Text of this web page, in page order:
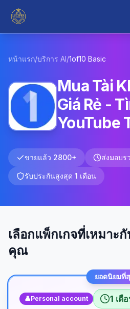
หน้าแรก/บริการ AI/1of10 Basic
Mua Tài
Giá Rẻ -
YouTube
ขายแล้ว 2800+ ส่งมอบร
รับประกันสูงสุด 1 เดือน
เลือกแพ็กเกจที่เหมาะ
คุณ
ยอดนิยมที่
👤Personal account 1 เดื